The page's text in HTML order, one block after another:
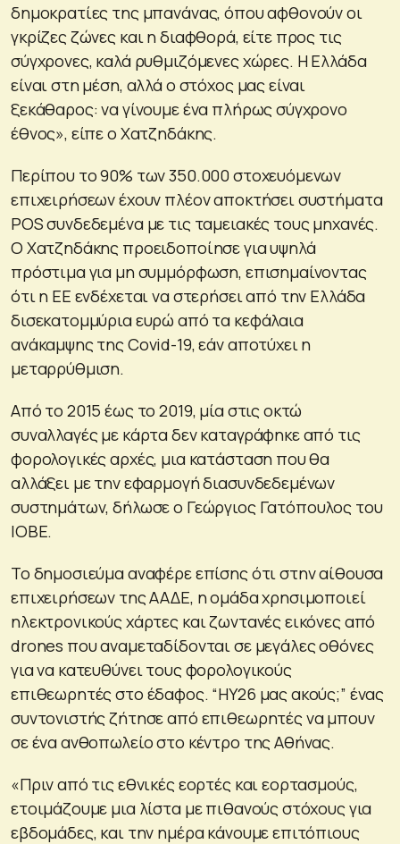
δημοκρατίες της μπανάνας, όπου αφθονούν οι
γκρίζες ζώνες και η διαφθορά, είτε προς τις
σύγχρονες, καλά ρυθμιζόμενες χώρες. Η Ελλάδα
είναι στη μέση, αλλά ο στόχος μας είναι
ξεκάθαρος: να γίνουμε ένα πλήρως σύγχρονο
έθνος», είπε ο Χατζηδάκης.
Περίπου το 90% των 350.000 στοχευόμενων
επιχειρήσεων έχουν πλέον αποκτήσει συστήματα
POS συνδεδεμένα με τις ταμειακές τους μηχανές.
Ο Χατζηδάκης προειδοποίησε για υψηλά
πρόστιμα για μη συμμόρφωση, επισημαίνοντας
ότι η ΕΕ ενδέχεται να στερήσει από την Ελλάδα
δισεκατομμύρια ευρώ από τα κεφάλαια
ανάκαμψης της Covid-19, εάν αποτύχει η
μεταρρύθμιση.
Από το 2015 έως το 2019, μία στις οκτώ
συναλλαγές με κάρτα δεν καταγράφηκε από τις
φορολογικές αρχές, μια κατάσταση που θα
αλλάξει με την εφαρμογή διασυνδεδεμένων
συστημάτων, δήλωσε ο Γεώργιος Γατόπουλος του
ΙΟΒΕ.
Το δημοσιεύμα αναφέρε επίσης ότι στην αίθουσα
επιχειρήσεων της ΑΑΔΕ, η ομάδα χρησιμοποιεί
ηλεκτρονικούς χάρτες και ζωντανές εικόνες από
drones που αναμεταδίδονται σε μεγάλες οθόνες
για να κατευθύνει τους φορολογικούς
επιθεωρητές στο έδαφος. “HY26 μας ακούς;” ένας
συντονιστής ζήτησε από επιθεωρητές να μπουν
σε ένα ανθοπωλείο στο κέντρο της Αθήνας.
«Πριν από τις εθνικές εορτές και εορτασμούς,
ετοιμάζουμε μια λίστα με πιθανούς στόχους για
εβδομάδες, και την ημέρα κάνουμε επιτόπιους